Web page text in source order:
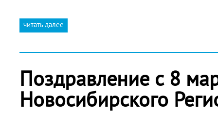
читать далее
Поздравление с 8
Новосибирского